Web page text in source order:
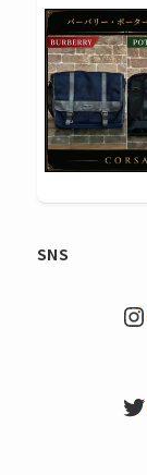
SNS
Instagram
Twitter